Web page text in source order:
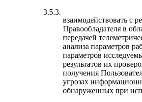
3.5.3.
взаимодействовать с
Правообладателя в
передачей
анализа параметров
параметров
результатов их
получения
угрозах
обнаруженных при